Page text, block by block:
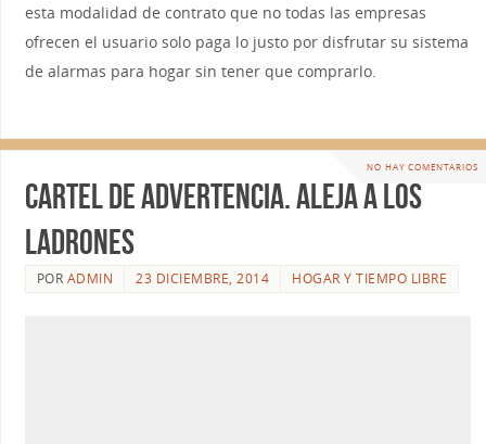
esta modalidad de contrato que no todas las empresas
ofrecen el usuario solo paga lo justo por disfrutar su sistema
de alarmas para hogar sin tener que comprarlo.
NO HAY COMENTARIOS
Cartel de Advertencia. Aleja a los
ladrones
POR ADMIN 23 DICIEMBRE, 2014 HOGAR Y TIEMPO LIBRE